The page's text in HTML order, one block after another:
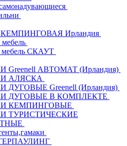
Ирландия
мебель СКАУТ
Greenell АВТОМАТ (Ирландия)
АЛЯСКА
ДУГОВЫЕ Greenell (Ирландия)
ДУГОВЫЕ В КОМПЛЕКТЕ
КЕМПИНГОВЫЕ
ТУРИСТИЧЕСКИЕ